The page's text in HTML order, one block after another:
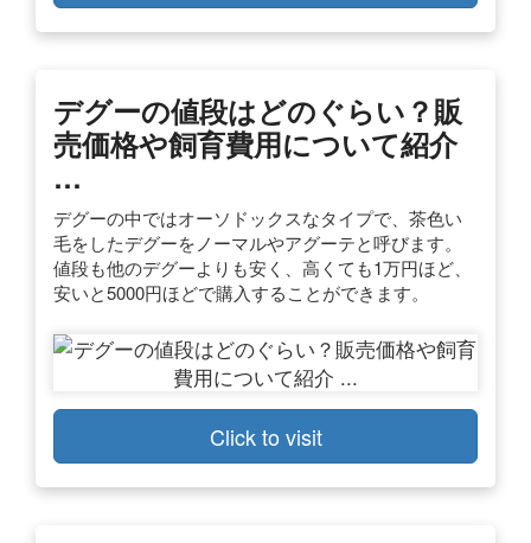
デグーの値段はどのぐらい？販
売価格や飼育費用について紹介
…
デグーの中ではオーソドックスなタイプで、茶色い
毛をしたデグーをノーマルやアグーテと呼びます。
値段も他のデグーよりも安く、高くても1万円ほど、
安いと5000円ほどで購入することができます。
Click to visit